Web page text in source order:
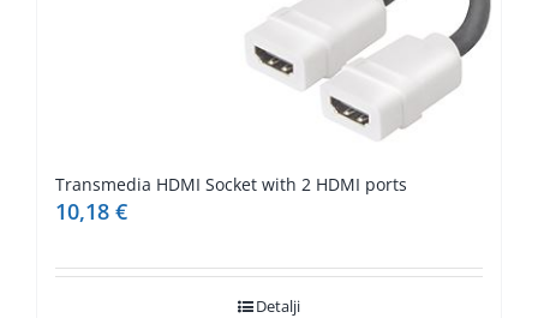
Transmedia HDMI Socket with 2 HDMI ports
10,18 €
Detalji